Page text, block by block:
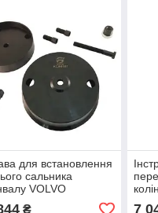
для встановлення
сальника
VOLVO
B1581 H.C.B.
₴ 7